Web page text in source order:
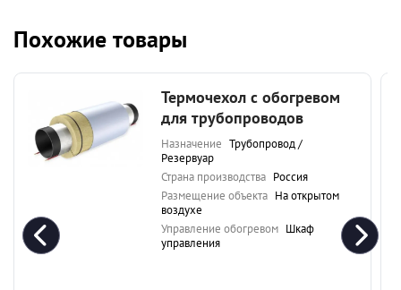
Похожие товары
Термочехол с обогревом
для трубопроводов
Назначение Трубопровод /
Резервуар
Страна производства Россия
Размещение объекта На открытом
воздухе
Управление обогревом Шкаф
управления